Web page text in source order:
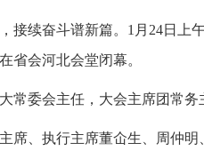
接续奋斗谱新篇。1月24日上
省会河北会堂闭幕。
常委会主任，大会主席团常务
席、执行主席董仚生、周仲